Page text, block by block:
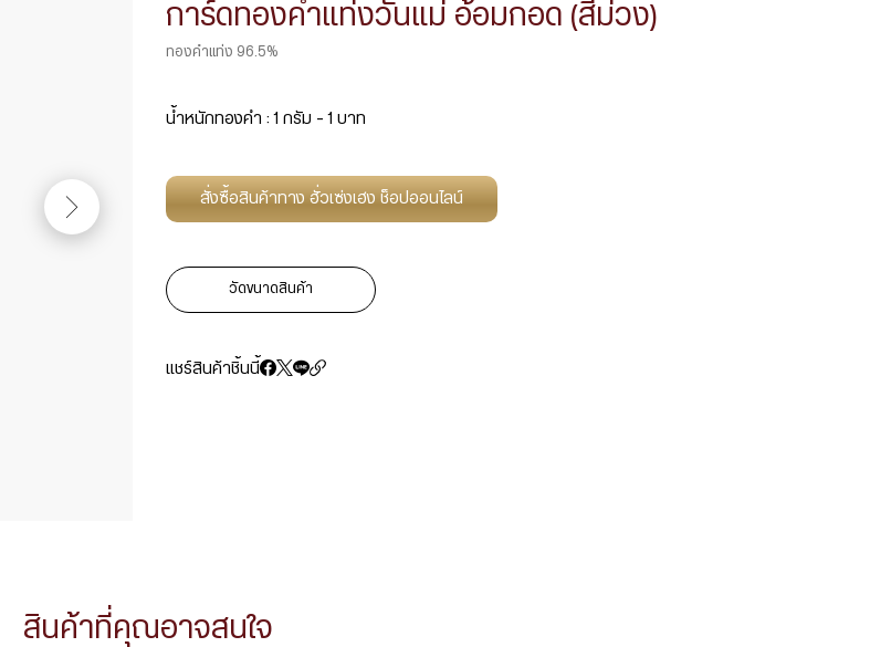
การ์ดทองคำแท่งวันแม่ อ้อมกอด (สีม่วง)
ทองคำแท่ง 96.5%
น้ำหนักทองคำ : 1 กรัม – 1 บาท
สั่งซื้อสินค้าทาง ฮั่วเซ่งเฮง ช็อปออนไลน์
วัดขนาดสินค้า
แชร์สินค้าชิ้นนี้
สินค้าที่คุณอาจสนใจ